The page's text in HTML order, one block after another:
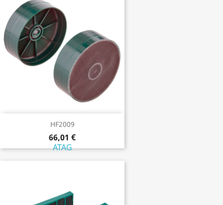
HF2009
66,01 €
ATAG